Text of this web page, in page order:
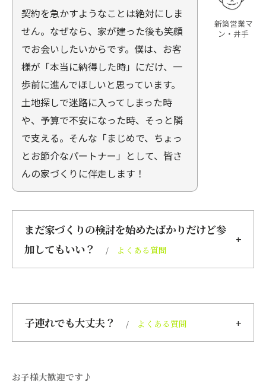
新築営業マ
ン・井手
契約を急かすようなことは絶対にしま
せん。なぜなら、家が建った後も笑顔
でお会いしたいからです。僕は、お客
様が「本当に納得した時」にだけ、一
歩前に進んでほしいと思っています。
土地探しで迷路に入ってしまった時
や、予算で不安になった時、そっと隣
で支える。そんな「まじめで、ちょっ
とお節介なパートナー」として、皆さ
んの家づくりに伴走します！
まだ家づくりの検討を始めたばかりだけど参
加してもいい？
よくある質問
子連れでも大丈夫？ よくある質問
お子様大歓迎です♪